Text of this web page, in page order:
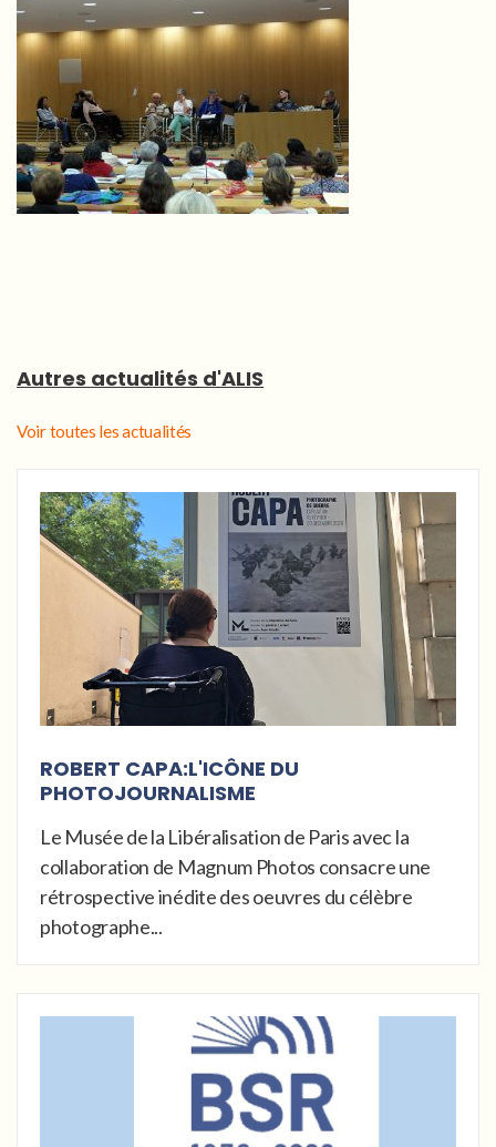
Autres actualités d'ALIS
Voir toutes les actualités
ROBERT CAPA:L'ICÔNE DU
PHOTOJOURNALISME
Le Musée de la Libéralisation de Paris avec la
collaboration de Magnum Photos consacre une
rétrospective inédite des oeuvres du célèbre
photographe...